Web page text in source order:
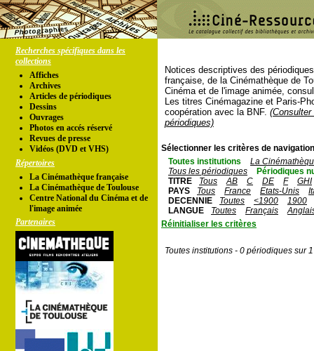
Recherches spécifiques dans les
collections
Affiches
Archives
Articles de périodiques
Dessins
Ouvrages
Photos en accés réservé
Revues de presse
Vidéos (DVD et VHS)
Répertoires
La Cinémathèque française
La Cinémathèque de Toulouse
Centre National du Cinéma et de
l'image animée
Partenaires
Notices descriptives des
française, de la Cinémathèque de
Cinéma et de l'image animée,
Les titres Cinémagazine et Paris-
coopération avec la BNF.
périodiques)
Sélectionner les critères de
Toutes institutions
La
Tous les périodiques
Périodiques
TITRE
Tous AB C DE F
GHI
PAYS
Tous France Etats-Unis
DECENNIE
Toutes <1900
1900
LANGUE
Toutes Français
Réinitialiser les critères
Toutes institutions - 0 périodiques sur